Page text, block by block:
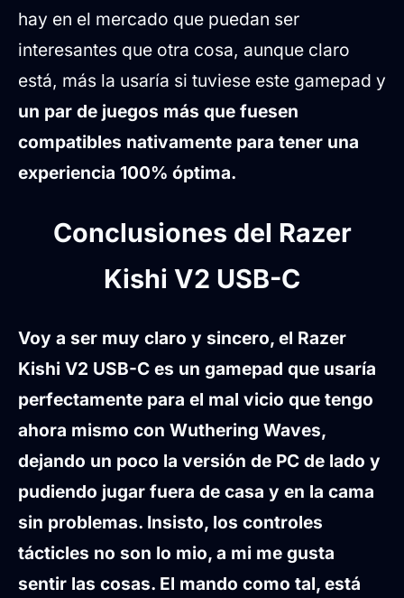
hay en el mercado que puedan ser
interesantes que otra cosa, aunque claro
está, más la usaría si tuviese este gamepad y
un par de juegos más que fuesen
compatibles nativamente para tener una
experiencia 100% óptima.
Conclusiones del Razer
Kishi V2 USB-C
Voy a ser muy claro y sincero, el Razer
Kishi V2 USB-C es un gamepad que usaría
perfectamente para el mal vicio que tengo
ahora mismo con Wuthering Waves,
dejando un poco la versión de PC de lado y
pudiendo jugar fuera de casa y en la cama
sin problemas. Insisto, los controles
tácticles no son lo mio, a mi me gusta
sentir las cosas. El mando como tal, está